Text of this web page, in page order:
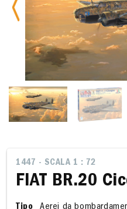
Previous
1447 - SCALA 1 : 72
FIAT BR.20